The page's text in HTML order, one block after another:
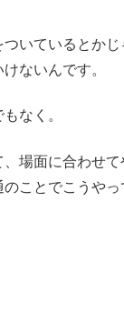
いているとか
ないんです。
なく。
場面に合わせ
ことでこうやっ